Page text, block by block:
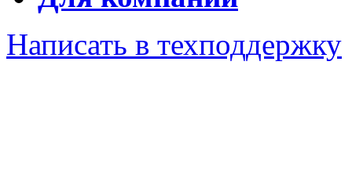
Написать в техподдержку